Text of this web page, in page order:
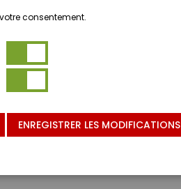
consentement.
ENREGISTRER LES MODIFICATIONS